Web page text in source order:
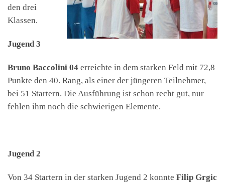
den drei
Klassen.
Jugend 3
Bruno Baccolini 04 erreichte in dem starken Feld mit 72,8
Punkte den 40. Rang, als einer der jüngeren Teilnehmer,
bei 51 Startern. Die Ausführung ist schon recht gut, nur
fehlen ihm noch die schwierigen Elemente.
Jugend 2
Von 34 Startern in der starken Jugend 2 konnte Filip Grgic